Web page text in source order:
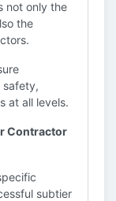
not only the
the
safety,
at all levels.
Contractor
subtier